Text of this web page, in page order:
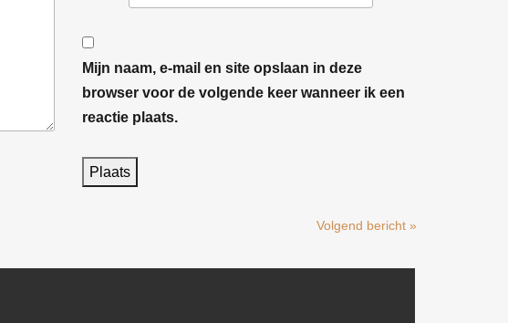
Mijn naam, e-mail en site opslaan in deze
browser voor de volgende keer wanneer ik een
reactie plaats.
Volgend bericht »